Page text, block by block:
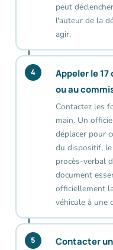
peut
l'auteur de la
agir.
4
Appeler le
ou au
Contactez les
main. Un
déplacer pour
du dispositif,
procès-verbal
document
officiellement
véhicule à une
5
Contacter